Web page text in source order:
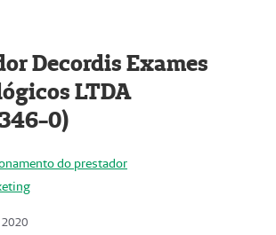
Decordis Exames
LTDA
0)
do prestador
2020